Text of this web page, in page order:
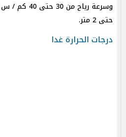
حتى 2 متر.
درجات الحرارة غدا